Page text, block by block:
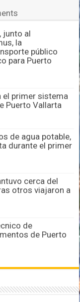
junto al
la
público
para Puerto
el primer sistema
Puerto Vallarta
de agua potable,
durante el primer
cerca del
otros viajaron a
de
de Puerto